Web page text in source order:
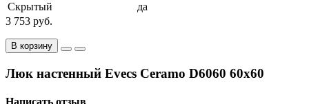
Скрытый
да
3 753 руб.
В корзину
Люк настенный Evecs Ceramo D6060 60x60